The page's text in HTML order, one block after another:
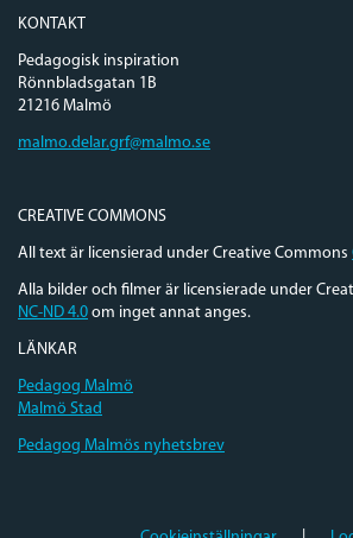
KONTAKT
Pedagogisk inspiration
Rönnbladsgatan 1B
21216 Malmö
malmo.delar.grf@malmo.se
CREATIVE COMMONS
All text är licensierad under Creative Commons
Alla bilder och filmer är licensierade under
NC-ND 4.0 om inget annat anges.
LÄNKAR
Pedagog Malmö
Malmö Stad
Pedagog Malmös nyhetsbrev